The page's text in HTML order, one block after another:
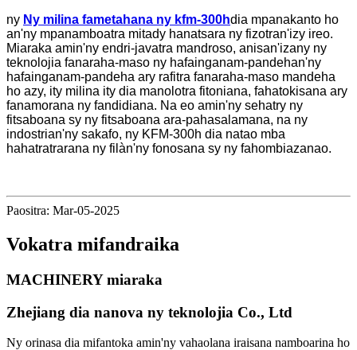
ny Ny milina fametahana ny kfm-300hdia mpanakanto ho
an'ny mpanamboatra mitady hanatsara ny fizotran'izy ireo.
Miaraka amin'ny endri-javatra mandroso, anisan'izany ny
teknolojia fanaraha-maso ny hafainganam-pandehan'ny
hafainganam-pandeha ary rafitra fanaraha-maso mandeha
ho azy, ity milina ity dia manolotra fitoniana, fahatokisana ary
fanamorana ny fandidiana. Na eo amin'ny sehatry ny
fitsaboana sy ny fitsaboana ara-pahasalamana, na ny
indostrian'ny sakafo, ny KFM-300h dia natao mba
hahatratrarana ny filàn'ny fonosana sy ny fahombiazanao.
Paositra: Mar-05-2025
Vokatra mifandraika
MACHINERY miaraka
Zhejiang dia nanova ny teknolojia Co., Ltd
Ny orinasa dia mifantoka amin'ny vahaolana iraisana namboarina ho